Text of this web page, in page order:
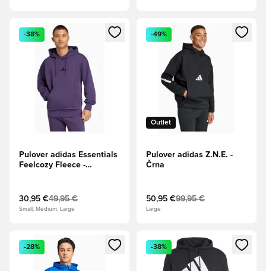
Odpre Modal za prijavo ali vpis kot član
-38%
Pulover adidas Essentials
Feelcozy Fleece -
30,95 €49,95 €
Small, Medium, Large
Odpre Modal za prijavo ali
Outlet
-49%
Pulover adidas Z.N.E. -
Črna
50,95 €99,95 €
Large
Odpre Modal za prijavo ali vpis kot član
-28%
Odpre Modal za prijavo ali
-38%